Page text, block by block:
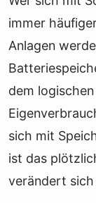
immer
Anlagen
dem
sich mit
ist das
verändert